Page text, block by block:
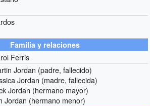
Familia y relaciones
Ferris
Jordan (padre, fallecido)
Jordan (madre, fallecida)
Jordan (hermano mayor)
Jordan (hermano menor)